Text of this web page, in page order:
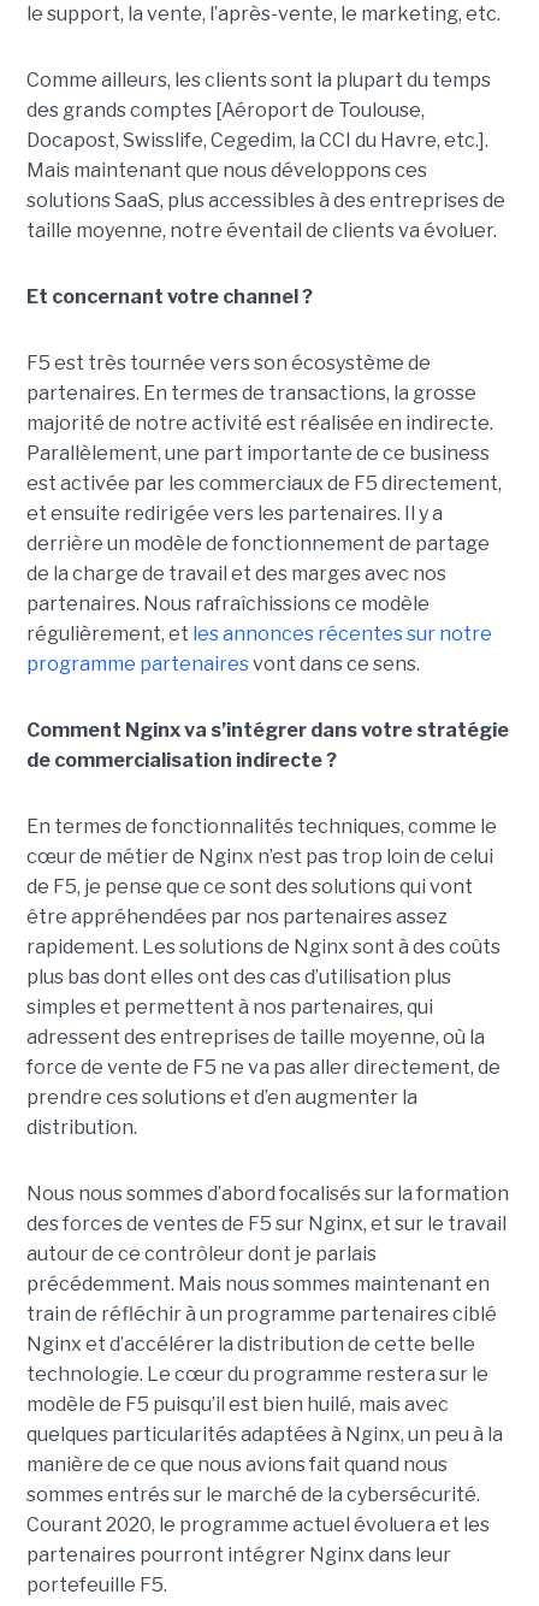
le support, la vente, l’après-vente, le marketing, etc.
Comme ailleurs, les clients sont la plupart du temps
des grands comptes [Aéroport de Toulouse,
Docapost, Swisslife, Cegedim, la CCI du Havre, etc.].
Mais maintenant que nous développons ces
solutions SaaS, plus accessibles à des entreprises de
taille moyenne, notre éventail de clients va évoluer.
Et concernant votre channel ?
F5 est très tournée vers son écosystème de
partenaires. En termes de transactions, la grosse
majorité de notre activité est réalisée en indirecte.
Parallèlement, une part importante de ce business
est activée par les commerciaux de F5 directement,
et ensuite redirigée vers les partenaires. Il y a
derrière un modèle de fonctionnement de partage
de la charge de travail et des marges avec nos
partenaires. Nous rafraîchissions ce modèle
régulièrement, et les annonces récentes sur notre
programme partenairesvont dans ce sens.
Comment Nginx va s’intégrer dans votre stratégie
de commercialisation indirecte ?
En termes de fonctionnalités techniques, comme le
cœur de métier de Nginx n’est pas trop loin de celui
de F5, je pense que ce sont des solutions qui vont
être appréhendées par nos partenaires assez
rapidement. Les solutions de Nginx sont à des coûts
plus bas dont elles ont des cas d’utilisation plus
simples et permettent à nos partenaires, qui
adressent des entreprises de taille moyenne, où la
force de vente de F5 ne va pas aller directement, de
prendre ces solutions et d’en augmenter la
distribution.
Nous nous sommes d’abord focalisés sur la formation
des forces de ventes de F5 sur Nginx, et sur le travail
autour de ce contrôleur dont je parlais
précédemment. Mais nous sommes maintenant en
train de réfléchir à un programme partenaires ciblé
Nginx et d’accélérer la distribution de cette belle
technologie. Le cœur du programme restera sur le
modèle de F5 puisqu’il est bien huilé, mais avec
quelques particularités adaptées à Nginx, un peu à la
manière de ce que nous avions fait quand nous
sommes entrés sur le marché de la cybersécurité.
Courant 2020, le programme actuel évoluera et les
partenaires pourront intégrer Nginx dans leur
portefeuille F5.